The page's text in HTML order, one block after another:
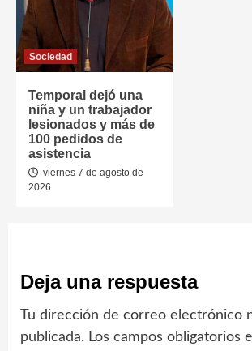
Sociedad
Temporal dejó una
niña y un trabajador
lesionados y más de
100 pedidos de
asistencia
viernes 7 de agosto de
2026
Deja una respuesta
Tu dirección de correo electrónico
publicada. Los campos obligatorios